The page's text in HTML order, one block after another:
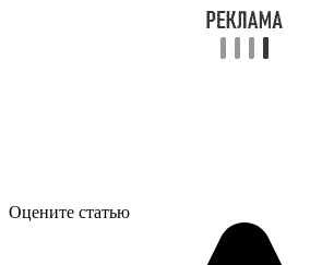
Оцените статью